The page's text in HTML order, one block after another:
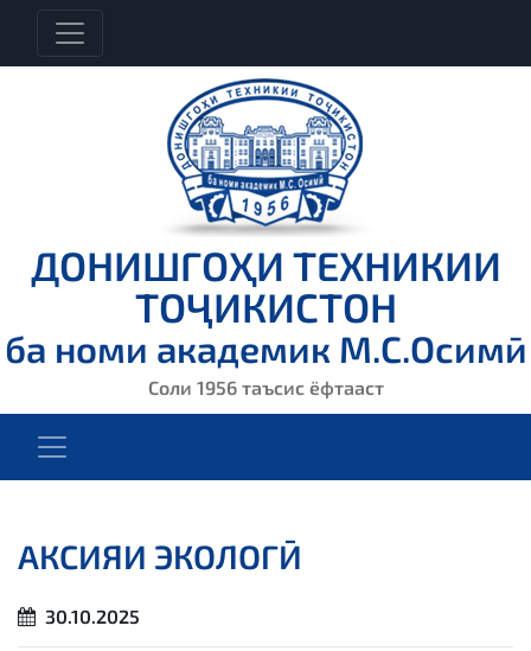
ДОНИШГОҲИ ТЕХНИКИИ
ТОҶИКИСТОН
ба номи академик М.С.Осимӣ
Соли 1956 таъсис ёфтааст
АКСИЯИ ЭКОЛОГӢ
30.10.2025